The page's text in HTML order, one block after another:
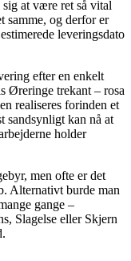
at være ret så vital
samme, og derfor er
leveringsdato
efter en enkelt
Øreringe trekant – rosa
realiseres forinden et
sandsynligt kan nå at
holder
men ofte er det
Alternativt burde man
gange –
Slagelse eller Skjern